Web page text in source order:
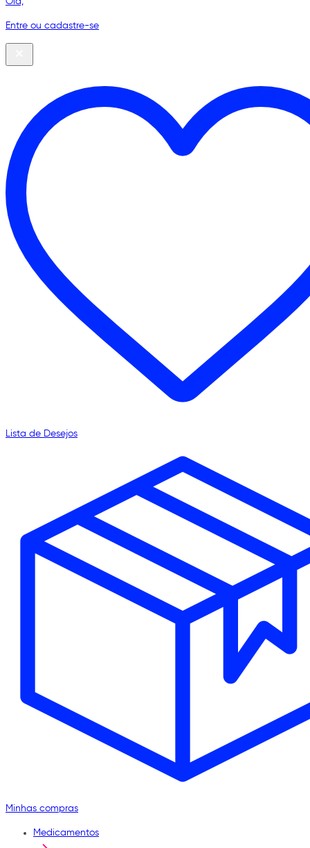
Entre ou cadastre-se
Lista de Desejos
Minhas compras
Medicamentos